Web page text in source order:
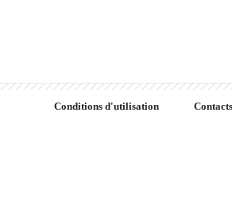
Conditions d'utilisation Contacts